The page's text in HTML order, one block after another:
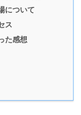
について
ス
た感想